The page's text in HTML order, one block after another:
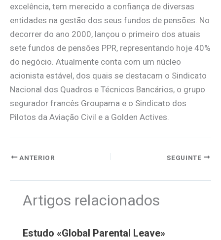
excelência, tem merecido a confiança de diversas
entidades na gestão dos seus fundos de pensões. No
decorrer do ano 2000, lançou o primeiro dos atuais
sete fundos de pensões PPR, representando hoje 40%
do negócio. Atualmente conta com um núcleo
acionista estável, dos quais se destacam o Sindicato
Nacional dos Quadros e Técnicos Bancários, o grupo
segurador francês Groupama e o Sindicato dos
Pilotos da Aviação Civil e a Golden Actives.
ANTERIOR SEGUINTE
Artigos relacionados
Estudo «Global Parental Leave»